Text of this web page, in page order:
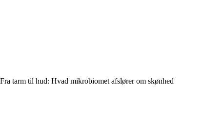
Fra tarm til hud: Hvad mikrobiomet afslører om skønhed